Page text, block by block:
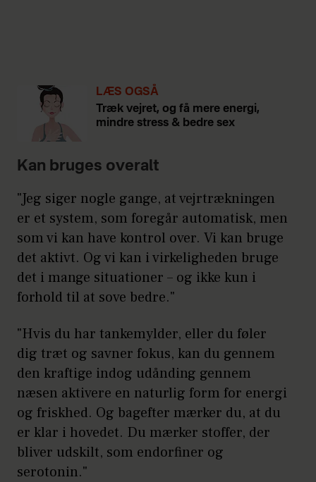
LÆS OGSÅ
Træk vejret, og få mere energi,
mindre stress & bedre sex
Kan bruges overalt
"Jeg siger nogle gange, at vejrtrækningen
er et system, som foregår automatisk, men
som vi kan have kontrol over. Vi kan bruge
det aktivt. Og vi kan i virkeligheden bruge
det i mange situationer – og ikke kun i
forhold til at sove bedre."
"Hvis du har tankemylder, eller du føler
dig træt og savner fokus, kan du gennem
den kraftige indog udånding gennem
næsen aktivere en naturlig form for energi
og friskhed. Og bagefter mærker du, at du
er klar i hovedet. Du mærker stoffer, der
bliver udskilt, som endorfiner og
serotonin."